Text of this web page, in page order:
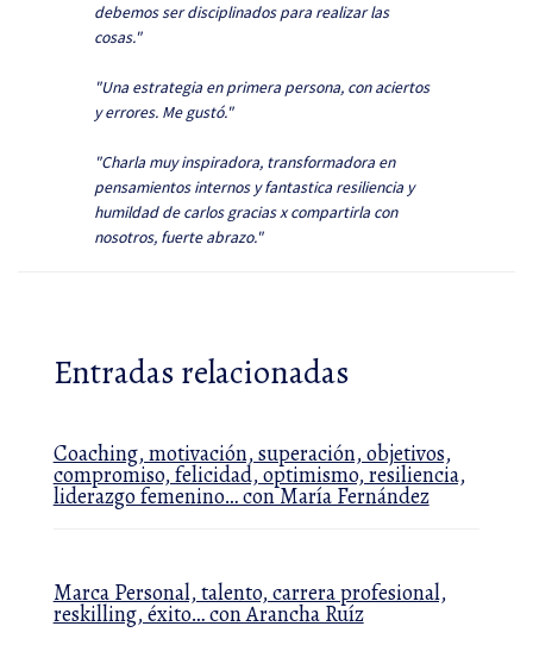
debemos ser disciplinados para realizar las
cosas."
"Una estrategia en primera persona, con aciertos
y errores. Me gustó."
"Charla muy inspiradora, transformadora en
pensamientos internos y fantastica resiliencia y
humildad de carlos gracias x compartirla con
nosotros, fuerte abrazo."
Entradas relacionadas
Coaching, motivación, superación, objetivos,
compromiso, felicidad, optimismo, resiliencia,
liderazgo femenino… con María Fernández
Marca Personal, talento, carrera profesional,
reskilling, éxito… con Arancha Ruíz